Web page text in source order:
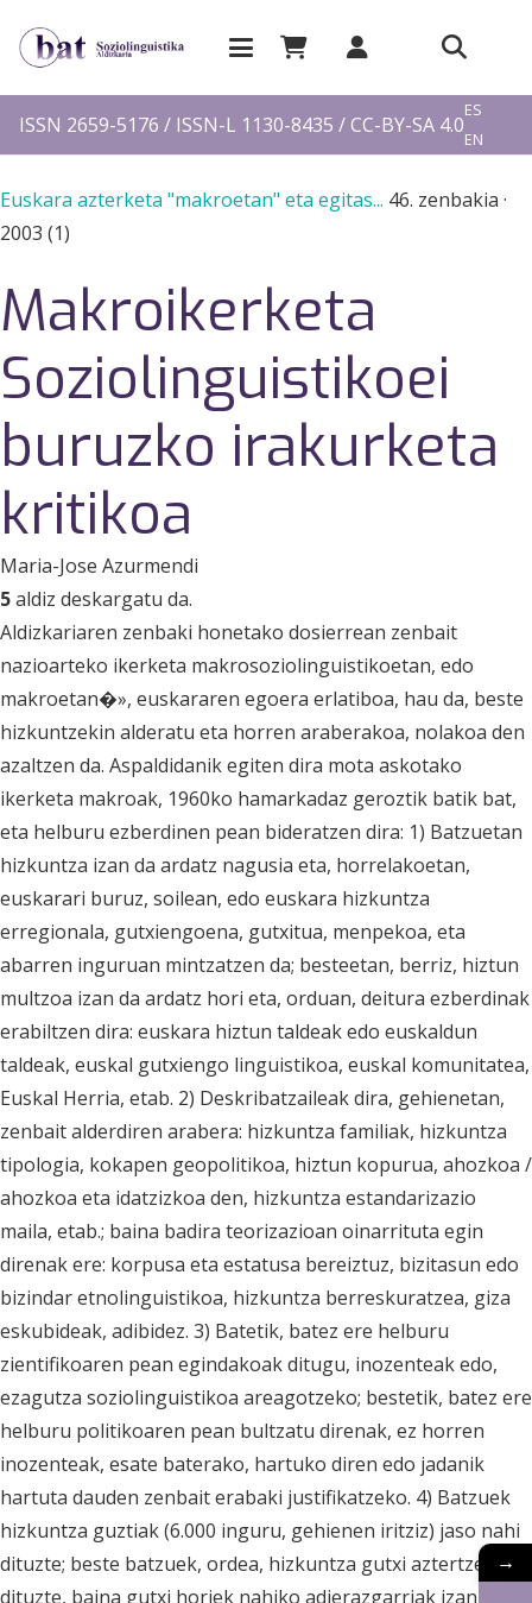
ISSN 2659-5176 / ISSN-L 1130-8435 / CC-BY-SA 4.0
ES
EN
Euskara azterketa "makroetan" eta egitas... 46. zenbakia ·
2003 (1)
Makroikerketa
Soziolinguistikoei
buruzko irakurketa
kritikoa
Maria-Jose Azurmendi
5aldiz deskargatu da.
Aldizkariaren zenbaki honetako dosierrean zenbait
nazioarteko ikerketa makrosoziolinguistikoetan, edo
makroetan�», euskararen egoera erlatiboa, hau da, beste
hizkuntzekin alderatu eta horren araberakoa, nolakoa den
azaltzen da. Aspaldidanik egiten dira mota askotako
ikerketa makroak, 1960ko hamarkadaz geroztik batik bat,
eta helburu ezberdinen pean bideratzen dira: 1) Batzuetan
hizkuntza izan da ardatz nagusia eta, horrelakoetan,
euskarari buruz, soilean, edo euskara hizkuntza
erregionala, gutxiengoena, gutxitua, menpekoa, eta
abarren inguruan mintzatzen da; besteetan, berriz, hiztun
multzoa izan da ardatz hori eta, orduan, deitura ezberdinak
erabiltzen dira: euskara hiztun taldeak edo euskaldun
taldeak, euskal gutxiengo linguistikoa, euskal komunitatea,
Euskal Herria, etab. 2) Deskribatzaileak dira, gehienetan,
zenbait alderdiren arabera: hizkuntza familiak, hizkuntza
tipologia, kokapen geopolitikoa, hiztun kopurua, ahozkoa /
ahozkoa eta idatzizkoa den, hizkuntza estandarizazio
maila, etab.; baina badira teorizazioan oinarrituta egin
direnak ere: korpusa eta estatusa bereiztuz, bizitasun edo
bizindar etnolinguistikoa, hizkuntza berreskuratzea, giza
eskubideak, adibidez. 3) Batetik, batez ere helburu
zientifikoaren pean egindakoak ditugu, inozenteak edo,
ezagutza soziolinguistikoa areagotzeko; bestetik, batez ere
helburu politikoaren pean bultzatu direnak, ez horren
inozenteak, esate baterako, hartuko diren edo jadanik
hartuta dauden zenbait erabaki justifikatzeko. 4) Batzuek
hizkuntza guztiak (6.000 inguru, gehienen iritziz) jaso nahi
dituzte; beste batzuek, ordea, hizkuntza gutxi aztertzen
dituzte, baina gutxi horiek nahiko adierazgarriak izan
→